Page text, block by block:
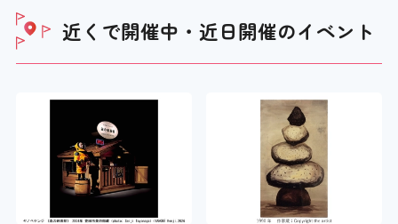
近くで開催中・近日開催のイベント